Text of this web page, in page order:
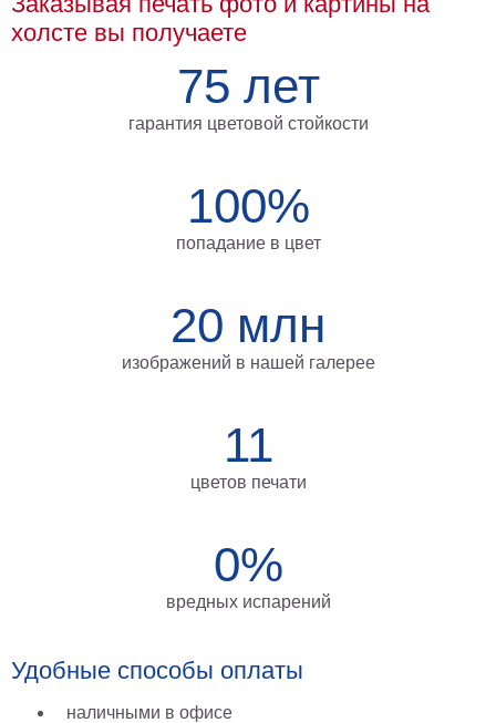
холсте вы получаете
75 лет
гарантия цветовой стойкости
100%
попадание в цвет
20 млн
изображений в нашей галерее
11
цветов печати
0%
вредных испарений
Удобные способы оплаты
наличными в офисе